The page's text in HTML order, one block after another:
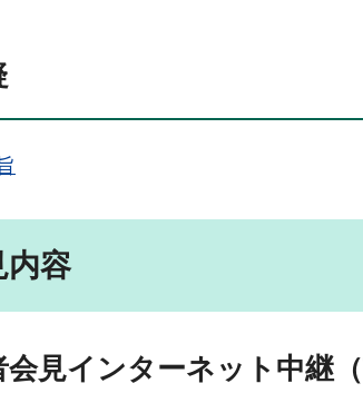
内容
会見インターネット中継